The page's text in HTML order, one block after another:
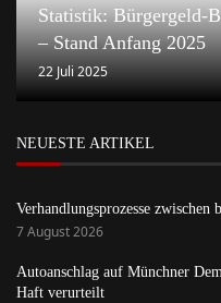
Statistik: Bürgergeld-
– Stand Anfang 2025
22 Juli 2025
NEUESTE ARTIKEL
Verhandlungsprozesse zwischen
7 August 2026
Autoanschlag auf Münchner
Haft verurteilt